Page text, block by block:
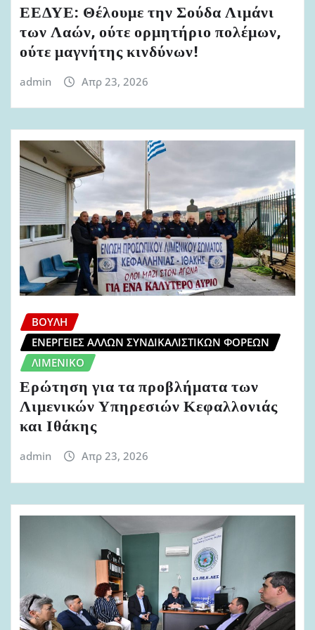
ΕΕΔΥΕ: Θέλουμε την Σούδα Λιμάνι
των Λαών, ούτε ορμητήριο πολέμων,
ούτε μαγνήτης κινδύνων!
admin Απρ 23, 2026
ΒΟΥΛΉ
ΕΝΈΡΓΕΙΕΣ ΆΛΛΩΝ ΣΥΝΔΙΚΑΛΙΣΤΙΚΏΝ ΦΟΡΈΩΝ
ΛΙΜΕΝΙΚΌ
Ερώτηση για τα προβλήματα των
Λιμενικών Υπηρεσιών Κεφαλλονιάς
και Ιθάκης
admin Απρ 23, 2026